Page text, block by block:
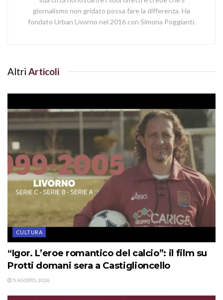
giornalismo non gridato possa fare la differenza. Ha
fondato Urban Livorno nel 2016 con Simona Poggianti.
Altri Articoli
CULTURA
“Igor. L’eroe romantico del calcio”: il film su
Protti domani sera a Castiglioncello
5 AGOSTO, 2026